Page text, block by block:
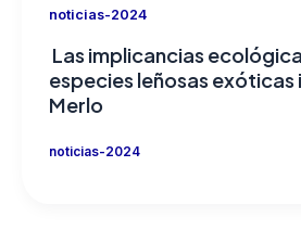
noticias-2024
Las implicancias
especies leñosas exóticas
Merlo
noticias-2024